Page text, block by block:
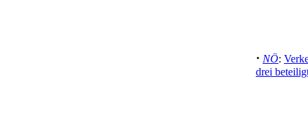
· NÖ:
drei